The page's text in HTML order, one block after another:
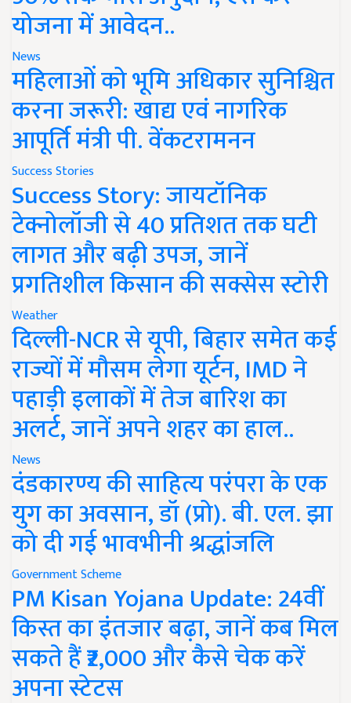
योजना में आवेदन..
News
महिलाओं को भूमि अधिकार सुनिश्चित
करना जरूरी: खाद्य एवं नागरिक
आपूर्ति मंत्री पी. वेंकटरामनन
Success Stories
Success Story: जायटॉनिक
टेक्नोलॉजी से 40 प्रतिशत तक घटी
लागत और बढ़ी उपज, जानें
प्रगतिशील किसान की सक्सेस स्टोरी
Weather
दिल्ली-NCR से यूपी, बिहार समेत कई
राज्यों में मौसम लेगा यूर्टन, IMD ने
पहाड़ी इलाकों में तेज बारिश का
अलर्ट, जानें अपने शहर का हाल..
News
दंडकारण्य की साहित्य परंपरा के एक
युग का अवसान, डॉ (प्रो). बी. एल. झा
को दी गई भावभीनी श्रद्धांजलि
Government Scheme
PM Kisan Yojana Update: 24वीं
किस्त का इंतजार बढ़ा, जानें कब मिल
सकते हैं ₹2,000 और कैसे चेक करें
अपना स्टेटस